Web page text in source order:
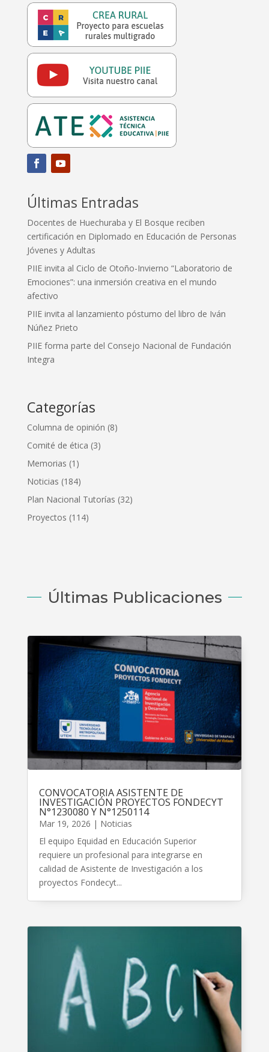
Últimas Entradas
Docentes de Huechuraba y El Bosque reciben
certificación en Diplomado en Educación de Personas
Jóvenes y Adultas
PIIE invita al Ciclo de Otoño-Invierno “Laboratorio de
Emociones”: una inmersión creativa en el mundo
afectivo
PIIE invita al lanzamiento póstumo del libro de Iván
Núñez Prieto
PIIE forma parte del Consejo Nacional de Fundación
Integra
Categorías
Columna de opinión (8)
Comité de ética (3)
Memorias (1)
Noticias (184)
Plan Nacional Tutorías (32)
Proyectos (114)
Últimas Publicaciones
CONVOCATORIA ASISTENTE DE
INVESTIGACIÓN PROYECTOS FONDECYT
N°1230080 Y N°1250114
Mar 19, 2026 | Noticias
El equipo Equidad en Educación Superior
requiere un profesional para integrarse en
calidad de Asistente de Investigación a los
proyectos Fondecyt...